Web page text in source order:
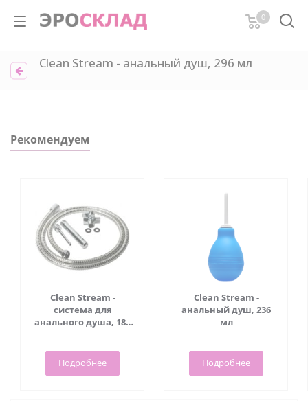
0
Clean Stream - анальный душ, 296 мл
Рекомендуем
Clean Stream -
система для
анального душа, 183
Подробнее
Clean Stream -
анальный душ, 236
мл
Подробнее